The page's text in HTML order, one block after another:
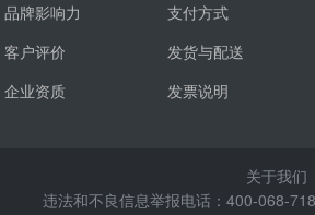
品牌影响力
客户评价
企业资质
支付方式
发货与配送
发票说明
关于我们
违法和不良信息举报电话：400-068-